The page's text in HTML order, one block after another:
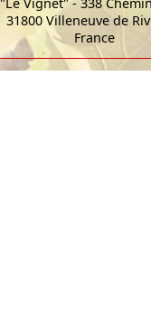
"Le Vignet" - 338
31800 Villeneuve de
France